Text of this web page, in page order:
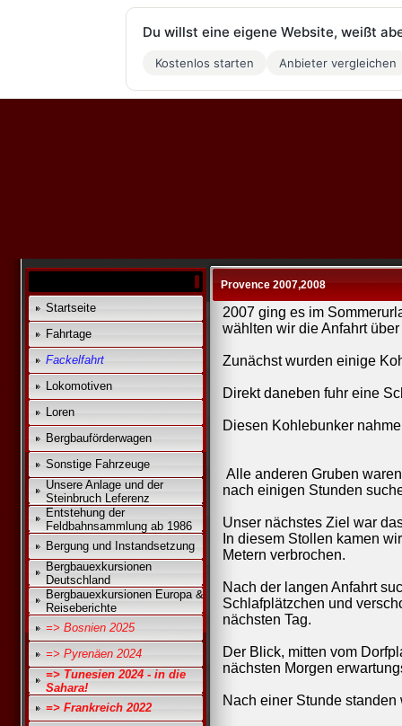
Startseite
Fahrtage
Fackelfahrt
Lokomotiven
Loren
Bergbauförderwagen
Sonstige Fahrzeuge
Unsere Anlage und der
Steinbruch Leferenz
Entstehung der
Feldbahnsammlung ab 1986
Bergung und Instandsetzung
Bergbauexkursionen
Deutschland
Bergbauexkursionen Europa &
Reiseberichte
=> Bosnien 2025
=> Pyrenäen 2024
=> Tunesien 2024 - in die
Sahara!
=> Frankreich 2022
Provence 2007,2008
2007 ging es im
wählten wir die Anfahrt
Zunächst wurden einige
Direkt daneben fuhr eine
Diesen Kohlebunker
Alle anderen Gruben
nach einigen Stunden
Unser nächstes Ziel war
In diesem Stollen kamen
Metern verbrochen.
Nach der langen Anfahrt
Schlafplätzchen und
nächsten Tag.
Der Blick, mitten vom
nächsten Morgen
Nach einer Stunde
Du willst eine eigene Website, weißt
Kostenlos starten Anbieter vergleichen